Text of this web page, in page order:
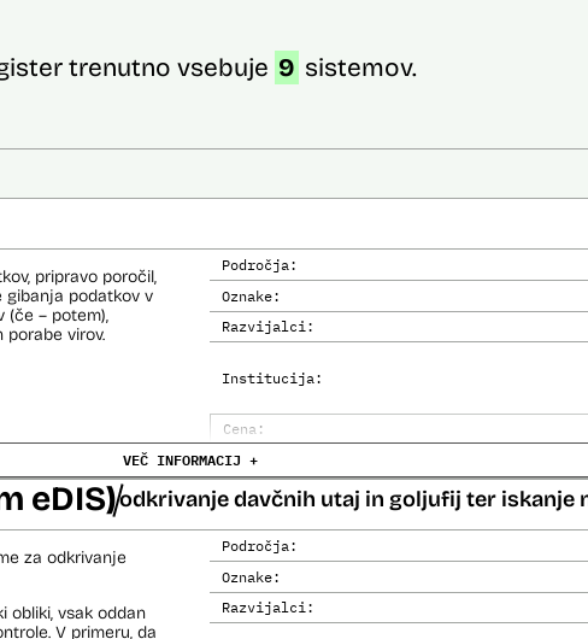
trenutno vsebuje 9 sistemov.
Področja:
Oznake:
Razvijalci:
Institucija:
Cena:
Analiza učinka na človekove pravice
Analiza učinka na osebne podatke
pripravo poročil,
gibanja podatkov v
(če – potem),
virov.
VEČ INFORMACIJ +
eDIS)odkrivanje davčnih utaj in goljufij ter iskanje
Področja:
Oznake:
Razvijalci:
za odkrivanje
obliki, vsak oddan
V primeru, da